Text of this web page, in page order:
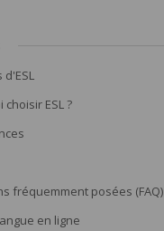
d'ESL
choisir ESL ?
fréquemment posées (FAQ)
en ligne